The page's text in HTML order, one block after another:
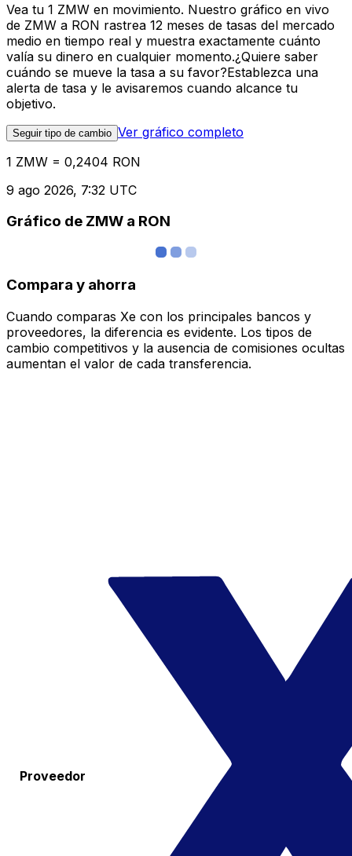
Vea tu 1 ZMW en movimiento. Nuestro gráfico en vivo
de ZMW a RON rastrea 12 meses de tasas del mercado
medio en tiempo real y muestra exactamente cuánto
valía su dinero en cualquier momento.¿Quiere saber
cuándo se mueve la tasa a su favor?Establezca una
alerta de tasa y le avisaremos cuando alcance tu
objetivo.
Seguir tipo de cambio Ver gráfico completo
1 ZMW = 0,2404 RON
9 ago 2026, 7:32 UTC
Gráfico de ZMW a RON
Compara y ahorra
Cuando comparas Xe con los principales bancos y
proveedores, la diferencia es evidente. Los tipos de
cambio competitivos y la ausencia de comisiones ocultas
aumentan el valor de cada transferencia.
Proveedor